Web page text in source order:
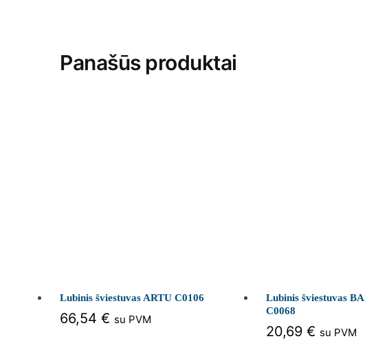
Panašūs produktai
Lubinis šviestuvas ARTU C0106
66,54€ su PVM
Lubinis šviestuvas
C0068
20,69 € su PVM